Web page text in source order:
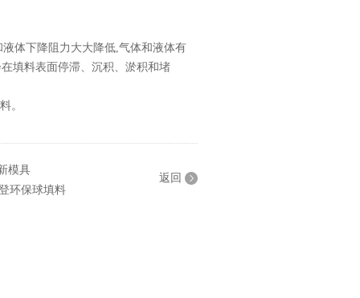
体下降阻力大大降低,气体和液体有
填料表面停滞、沉积、淤积和堵
。
模具
环保球填料
返回